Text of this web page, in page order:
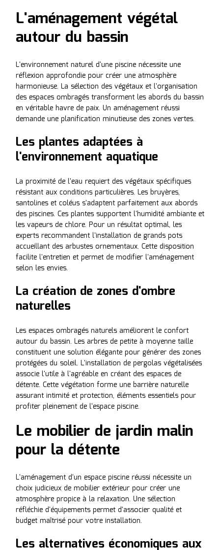
L'aménagement végétal
autour du bassin
L'environnement naturel d'une piscine nécessite une
réflexion approfondie pour créer une atmosphère
harmonieuse. La sélection des végétaux et l'organisation
des espaces ombragés transforment les abords du bassin
en véritable havre de paix. Un aménagement réussi
demande une planification minutieuse des zones vertes.
Les plantes adaptées à
l'environnement aquatique
La proximité de l'eau requiert des végétaux spécifiques
résistant aux conditions particulières. Les bruyères,
santolines et coléus s'adaptent parfaitement aux abords
des piscines. Ces plantes supportent l'humidité ambiante et
les vapeurs de chlore. Pour un résultat optimal, les
experts recommandent l'installation de grands pots
accueillant des arbustes ornementaux. Cette disposition
facilite l'entretien et permet de modifier l'aménagement
selon les envies.
La création de zones d'ombre
naturelles
Les espaces ombragés naturels améliorent le confort
autour du bassin. Les arbres de petite à moyenne taille
constituent une solution élégante pour générer des zones
protégées du soleil. L'installation de pergolas végétalisées
associe l'utile à l'agréable en créant des espaces de
détente. Cette végétation forme une barrière naturelle
assurant intimité et protection, éléments essentiels pour
profiter pleinement de l'espace piscine.
Le mobilier de jardin malin
pour la détente
L'aménagement d'un espace piscine réussi nécessite un
choix judicieux de mobilier extérieur pour créer une
atmosphère propice à la relaxation. Une sélection
réfléchie d'équipements permet d'associer qualité et
budget maîtrisé pour votre installation.
Les alternatives économiques aux